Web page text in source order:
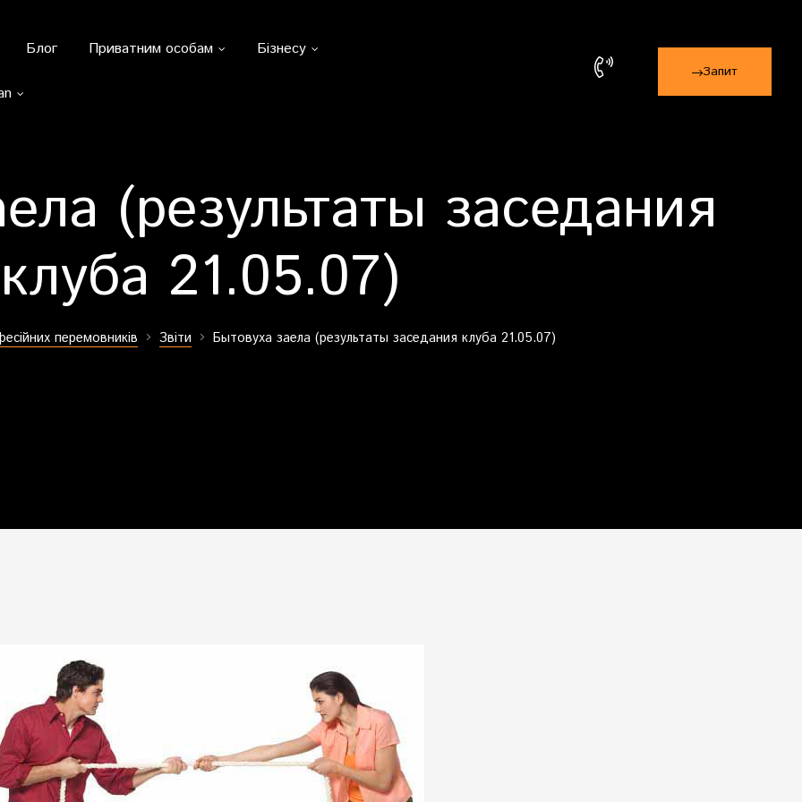
Блог Приватним особам Бізнесу
Запит
(результаты заседания
клуба 21.05.07)
перемовників Звіти Бытовуха заела (результаты заседания клуба 21.05.07)